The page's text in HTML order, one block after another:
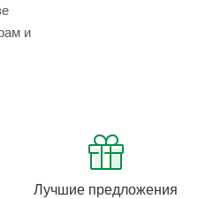
и
Лучшие предложения